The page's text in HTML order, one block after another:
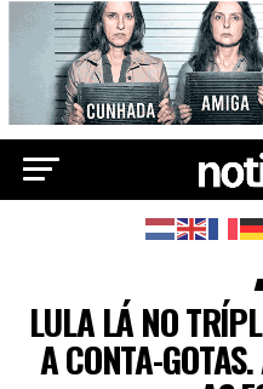
LULA LÁ NO
A CONTA-